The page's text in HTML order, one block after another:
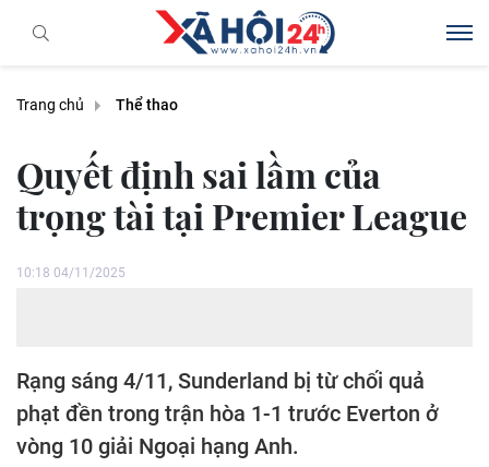
Trang chủ Thể thao
Quyết định sai lầm của
trọng tài tại Premier League
10:18 04/11/2025
Rạng sáng 4/11, Sunderland bị từ chối quả
phạt đền trong trận hòa 1-1 trước Everton ở
vòng 10 giải Ngoại hạng Anh.